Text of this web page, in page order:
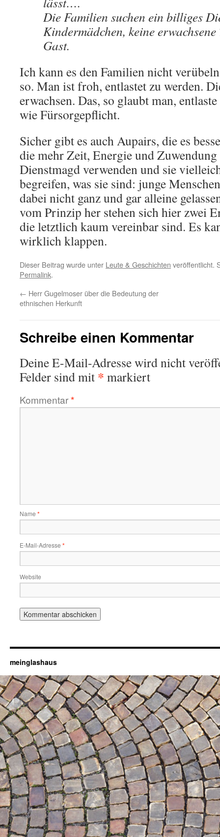
Die Familien suchen ein billiges
Kindermädchen, keine erwachsene
Gast.
Ich kann es den Familien nicht
so. Man ist froh, entlastet zu werden.
erwachsen. Das, so glaubt man,
wie Fürsorgepflicht.
Sicher gibt es auch Aupairs, die es
die mehr Zeit, Energie und
Dienstmagd verwenden und sie
begreifen, was sie sind: junge
dabei nicht ganz und gar alleine
vom Prinzip her stehen sich hier zwei
die letztlich kaum vereinbar sind. Es
wirklich klappen.
Dieser Beitrag wurde unter Leute & Geschichten veröffentlicht.
Permalink.
← Herr Gugelmoser über die Bedeutung der
ethnischen Herkunft
Schreibe einen Kommentar
Deine E-Mail-Adresse wird nicht
Felder sind mit * markiert
Kommentar*
Name *
E-Mail-Adresse *
Website
meinglashaus